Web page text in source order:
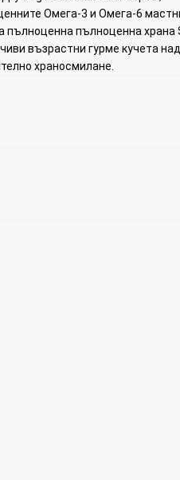
Омега-3 и Омега-6
пълноценна пълноценна храна
възрастни гурме кучета над
храносмилане.